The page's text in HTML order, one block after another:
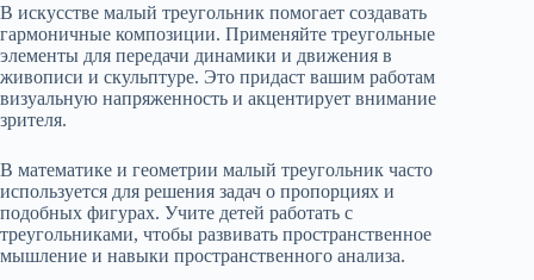
В искусстве малый треугольник помогает создавать
гармоничные композиции. Применяйте треугольные
элементы для передачи динамики и движения в
живописи и скульптуре. Это придаст вашим работам
визуальную напряженность и акцентирует внимание
зрителя.
В математике и геометрии малый треугольник часто
используется для решения задач о пропорциях и
подобных фигурах. Учите детей работать с
треугольниками, чтобы развивать пространственное
мышление и навыки пространственного анализа.